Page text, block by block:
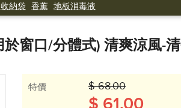
納袋 香薰 地板消毒液
窗口/分體式) 清爽涼風-
特價 $ 68.00
$ 61.00